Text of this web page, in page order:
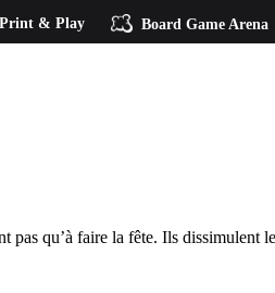
Print & Play Board Game Arena
qu’à faire la fête. Ils dissimulent